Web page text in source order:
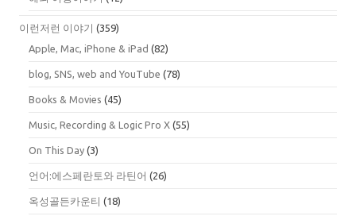
이런저런 이야기 (359)
Apple, Mac, iPhone & iPad (82)
blog, SNS, web and YouTube (78)
Books & Movies (45)
Music, Recording & Logic Pro X (55)
On This Day (3)
언어:에스페란토와 라틴어 (26)
옥성골든카운티 (18)